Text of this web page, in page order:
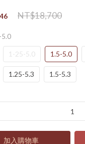
NT$18,700
5.0
1-25-5.0 1.5-5.0
1.25-5.3 1.5-5.3
加入購物車